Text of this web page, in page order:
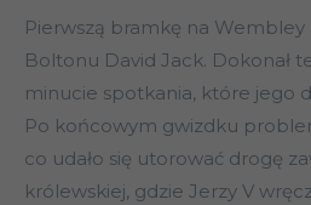
Pierwszą bramkę na Wembley
Boltonu David Jack. Dokonał
minucie spotkania, które jego
Po końcowym gwizdku
co udało się utorować drogę
królewskiej, gdzie Jerzy V